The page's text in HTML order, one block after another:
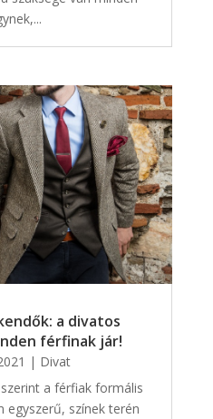
a divatos
férfinak jár!
| Divat
a férfiak formális
egyszerű, színek terén